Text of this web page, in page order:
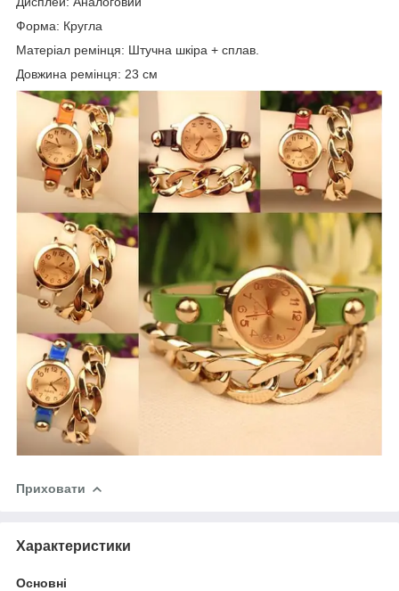
Форма: Кругла
Матеріал ремінця: Штучна шкіра + сплав.
Довжина ремінця: 23 см
Приховати
Характеристики
Основні